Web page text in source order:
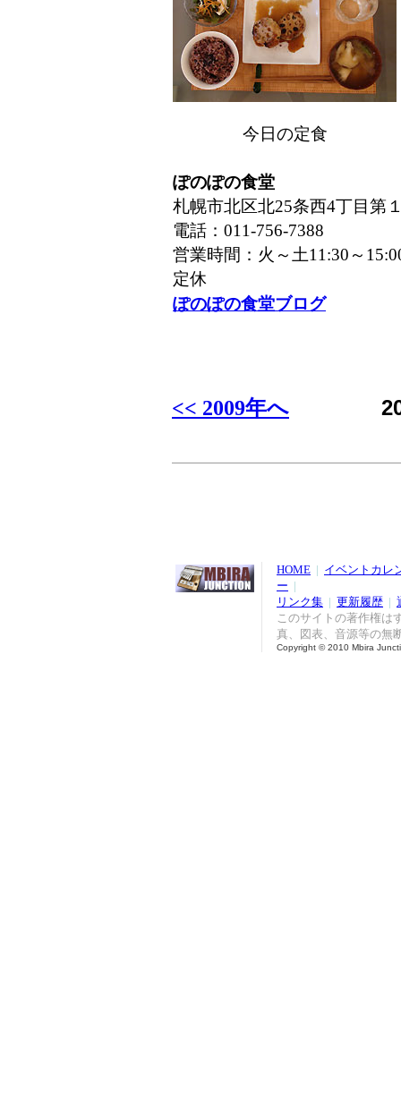
今日の定食
ぽのぽの食堂
札幌市北区北25条西4丁目第
電話：011-756-7388
営業時間：火～土11:30～
定休
ぽのぽの食堂ブログ
<< 2009年へ
HOME | イベントカレ
ー |
リンク集 | 更新履歴 |
このサイトの著作権は
真、図表、音源等の無
Copyright © 2010 Mbira